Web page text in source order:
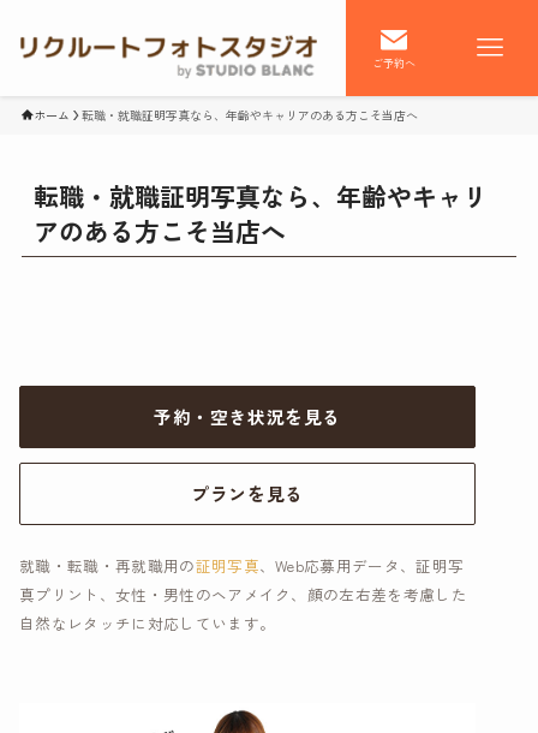
ご予約へ
ホーム 転職・就職証明写真なら、年齢やキャリアのある方こそ当店へ
転職・就職証明写真なら、年齢やキャリ
アのある方こそ当店へ
予約・空き状況を見る
プランを見る
就職・転職・再就職用の証明写真、Web応募用データ、証明写
真プリント、女性・男性のヘアメイク、顔の左右差を考慮した
自然なレタッチに対応しています。